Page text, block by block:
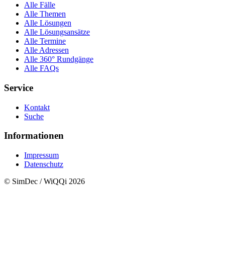
Alle Fälle
Alle Themen
Alle Lösungen
Alle Lösungsansätze
Alle Termine
Alle Adressen
Alle 360° Rundgänge
Alle FAQs
Service
Kontakt
Suche
Informationen
Impressum
Datenschutz
© SimDec / WiQQi 2026